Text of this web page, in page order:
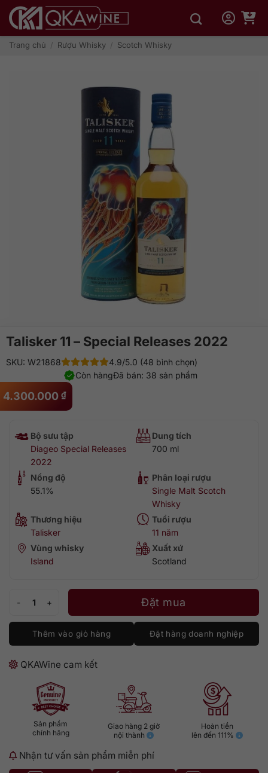
qua
dungTrang chủ / Rượu Whisky / Scotch Whisky
Talisker 11 – Special Releases 2022
4.300.000 ₫
SKU: W21868
4.9/5.0 (48 bình chọn)
Đã bán: 38 sản phẩm
Còn hàng
Bộ sưu tập
Diageo Special Releases
2022
Dung tích
700 ml
Nồng độ
55.1%
Phân loại rượu
Single Malt Scotch
Whisky
Thương hiệu
Talisker
Tuổi rượu
11 năm
Vùng whisky
Island
Xuất xứ
Scotland
Talisker 11 - Special Releases 2022 số lượng
Đặt mua
Thêm vào giỏ hàng Đặt hàng doanh nghiệp
QKAWine cam kết
Sản phẩm
chính hãng
Giao hàng 2 giờ
nội thành
Hoàn tiền
lên đến 111%
Nhận tư vấn sản phẩm miễn phí